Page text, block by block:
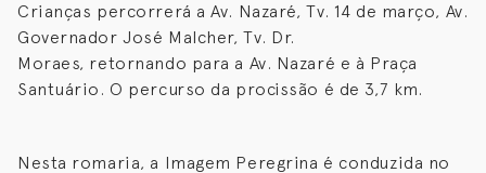
Crianças percorrerá a Av. Nazaré, Tv. 14 de março, Av.
Governador José Malcher, Tv. Dr.
Moraes, retornando para a Av. Nazaré e à Praça
Santuário. O percurso da procissão é de 3,7 km.
Nesta romaria, a Imagem Peregrina é conduzida no